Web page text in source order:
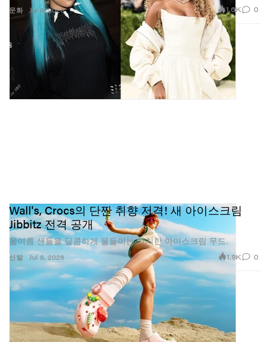
문화 Jul 8, 2026 1.6K 0
신발
Wall's, Crocs의 단짠 취향 저격! 새 아이스크림
Jibbitz 전격 공개
올여름 샌들을 달콤하게 물들이는 키치한 아이스크림 무드.
Jul 8, 2026 1.9K 0